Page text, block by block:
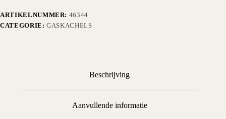
ARTIKELNUMMER: 46344
CATEGORIE:GASKACHELS
Beschrijving
Aanvullende informatie